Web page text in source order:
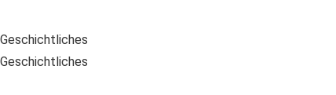
Geschichtliches
Geschichtliches